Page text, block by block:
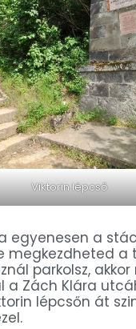
Viktorin lépcső
egyenesen a
megkezdheted a
parkolsz,
a Zách Klára
lépcsőn át